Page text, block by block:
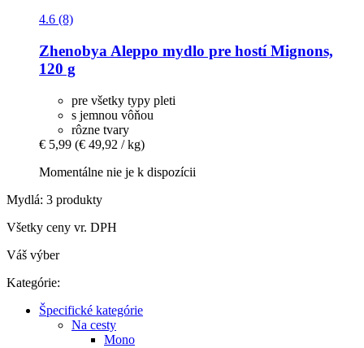
4.6 (8)
Zhenobya Aleppo mydlo pre hostí Mignons,
120 g
pre všetky typy pleti
s jemnou vôňou
rôzne tvary
€ 5,99 (€ 49,92 / kg)
Momentálne nie je k dispozícii
Mydlá: 3 produkty
Všetky ceny vr. DPH
Váš výber
Kategórie:
Špecifické kategórie
Na cesty
Mono